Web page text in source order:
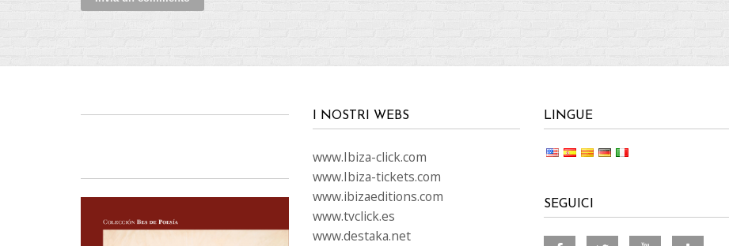
I NOSTRI WEBS
www.Ibiza-click.com
www.Ibiza-tickets.com
www.ibizaeditions.com
www.tvclick.es
www.destaka.net
LINGUE
SEGUICI